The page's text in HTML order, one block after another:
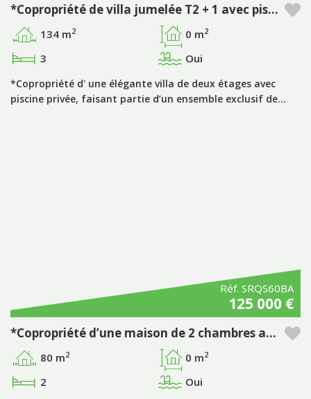
*Copropriété de villa jumelée T2 + 1 avec piscine privée à Pestana Silves Golfe Resort - Algarve
134 m2 0 m2
3 Oui
*Copropriété d' une élégante villa de deux étages avec
piscine privée, faisant partie d’un ensemble exclusif de…
Réf. SRQS60BA
125 000 €
*Copropriété d’une maison de 2 chambres avec piscine privée période "A" dans le Pestana Silves Golf Resort - Algarve
80 m2 0 m2
2 Oui